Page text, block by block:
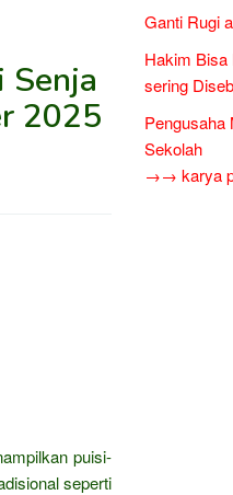
Senja
2025
puisi-
seperti
Ganti Rugi
Hakim Bisa
sering
Pengusaha
Sekolah
→→ karya